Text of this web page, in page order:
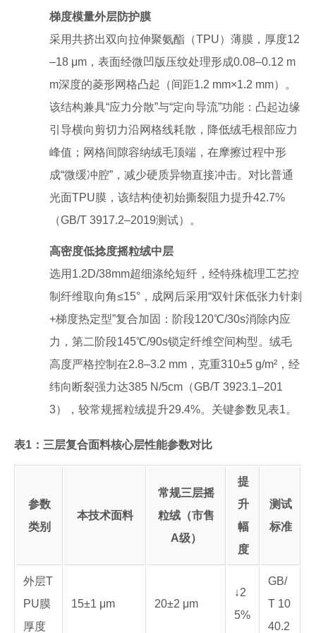
梯度模量外层防护膜
采用共挤出双向拉伸聚氨酯（TPU）薄膜，厚度12
–18 μm，表面经微凹版压纹处理形成0.08–0.12 m
m深度的菱形网格凸起（间距1.2 mm×1.2 mm）。
该结构兼具“应力分散”与“定向导流”功能：凸起边缘
引导横向剪切力沿网格线耗散，降低绒毛根部应力
峰值；网格间隙容纳绒毛顶端，在摩擦过程中形
成“微缓冲腔”，减少硬质异物直接冲击。对比普通
光面TPU膜，该结构使初始撕裂阻力提升42.7%
（GB/T 3917.2–2019测试）。
高密度低捻度摇粒绒中层
选用1.2D/38mm超细涤纶短纤，经特殊梳理工艺控
制纤维取向角≤15°，成网后采用“双针床低张力针刺
+梯度热定型”复合加固：阶段120℃/30s消除内应
力，第二阶段145℃/90s锁定纤维空间构型。绒毛
高度严格控制在2.8–3.2 mm，克重310±5 g/m²，经
纬向断裂强力达385 N/5cm（GB/T 3923.1–201
3），较常规摇粒绒提升29.4%。关键参数见表1。
表1：三层复合面料核心层性能参数对比
参数
类别
本技术面料
常规三层摇
粒绒（市售
A级）
提
升
幅
度
测试
标准
外层T
PU膜
厚度
15±1 μm 20±2 μm
↓2
5%
GB/
T 10
40.2